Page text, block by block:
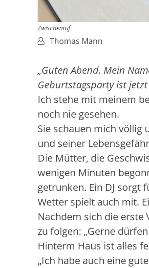
Zwischenruf
Von:Thomas Mann
„Guten Abend. Mein
Geburtstagsparty ist
Ich stehe mit meinem
noch nie gesehen.
Sie schauen mich völlig
und seiner
Die Mütter, die
wenigen Minuten
getrunken. Ein DJ sorgt
Wetter spielt auch mit.
Nachdem sich die
zu folgen: „Gerne
Hinterm Haus ist alles
„Ich habe auch eine